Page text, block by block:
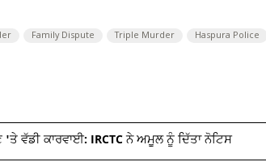
Family Dispute Triple Murder Haspura Police
ਵੱਡੀ ਕਾਰਵਾਈ: IRCTC ਨੇ ਅਮੂਲ ਨੂੰ ਦਿੱਤਾ ਨੋਟਿਸ